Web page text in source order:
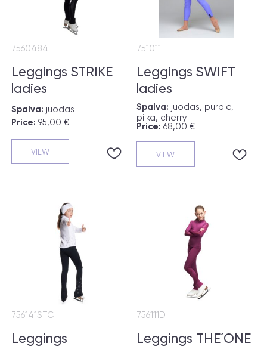
Leggings STRIKE
ladies
7560484L
Spalva: juodas
Price: 95,00 €
VIEW
Leggings SWIFT
ladies
751011
Spalva: juodas, purple,
pilka, cherry
Price: 68,00 €
VIEW
Leggings
756141STC
Leggings THE´ONE
756111D